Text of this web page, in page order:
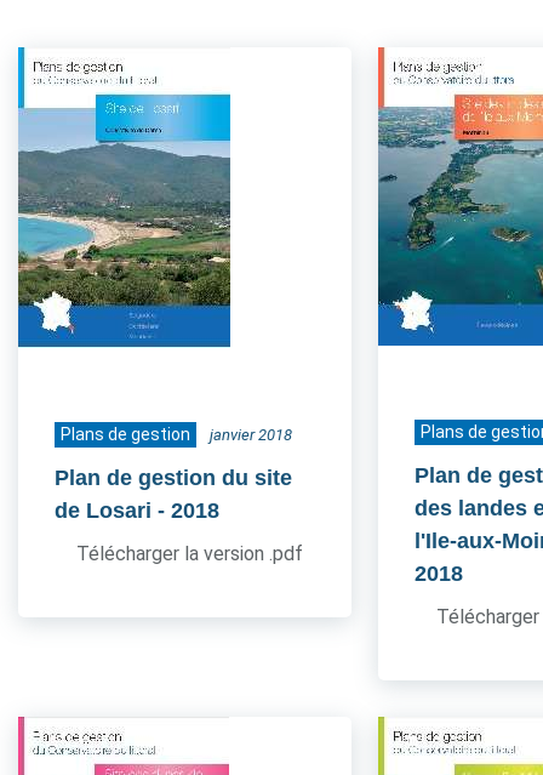
Plans de gestion janvier 2018
Plan de gestion du site
de Losari - 2018
Télécharger la version .pdf
Plans de
Plan de
des landes
l'Ile-aux-
2018